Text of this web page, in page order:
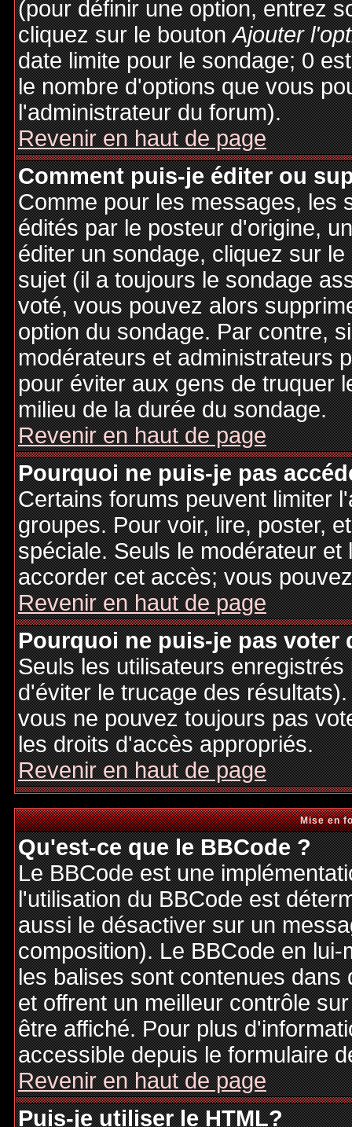
(pour définir une option, entrez
cliquez sur le boutonAjouter
date limite pour le sondage; 0
le nombre d'options que vous
l'administrateur du forum).
Revenir en haut de page
Comment puis-je éditer ou
Comme pour les messages, les
édités par le posteur d'origine,
éditer un sondage, cliquez sur
sujet (il a toujours le sondage
voté, vous pouvez alors
option du sondage. Par contre,
modérateurs et administrateurs
pour éviter aux gens de truquer
milieu de la durée du sondage.
Revenir en haut de page
Pourquoi ne puis-je pas
Certains forums peuvent limiter
groupes. Pour voir, lire, poster,
spéciale. Seuls le modérateur
accorder cet accès; vous
Revenir en haut de page
Pourquoi ne puis-je pas voter
Seuls les utilisateurs
d'éviter le trucage des
vous ne pouvez toujours pas
les droits d'accès appropriés.
Revenir en haut de page
Mise en
Qu'est-ce que le BBCode ?
Le BBCode est une
l'utilisation du BBCode est
aussi le désactiver sur un
composition). Le BBCode en
les balises sont contenues
et offrent un meilleur contrôle
être affiché. Pour plus
accessible depuis le formulaire
Revenir en haut de page
Puis-je utiliser le HTML?